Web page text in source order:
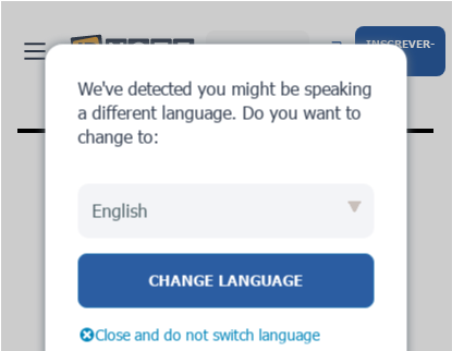
INSCREVER-
v. 3 de 25 de abril de 2024
We've detected you might be speaking
a different language. Do you want to
change to:
English
CHANGE LANGUAGE
Close and do not switch language